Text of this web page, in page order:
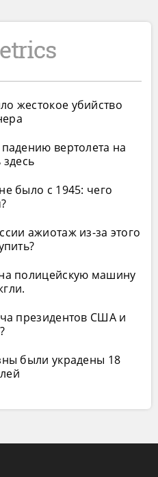
жестокое убийство
вертолета на
здесь
было с 1945: чего
ажиотаж из-за этого
полицейскую машину
президентов США и
были украдены 18